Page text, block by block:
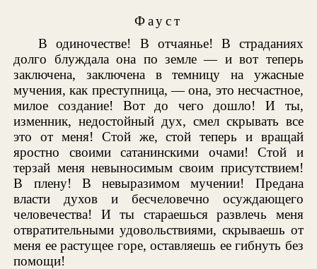
Фауст
В одиночестве! В отчаянье! В страданиях
долго блуждала она по земле — и вот теперь
заключена, заключена в темницу на ужасные
мучения, как преступница, — она, это несчастное,
милое создание! Вот до чего дошло! И ты,
изменник, недостойный дух, смел скрывать все
это от меня! Стой же, стой теперь и вращай
яростно своими сатанинскими очами! Стой и
терзай меня невыносимым своим присутствием!
В плену! В невыразимом мучении! Предана
власти духов и бесчеловечно осуждающего
человечества! И ты стараешься развлечь меня
отвратительными удовольствиями, скрываешь от
меня ее растущее горе, оставляешь ее гибнуть без
помощи!